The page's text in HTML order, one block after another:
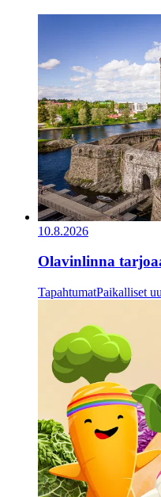
10.8.2026
Olavinlinna
TapahtumatPaikalliset